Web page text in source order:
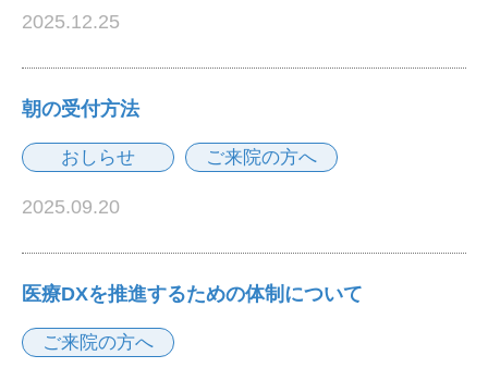
2025.12.25
朝の受付方法
おしらせ ご来院の方へ
2025.09.20
医療DXを推進するための体制について
ご来院の方へ